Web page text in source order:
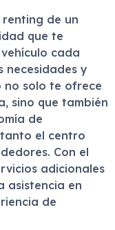
de un
que te
cada
y
no solo te ofrece
sino que también
de
el centro
Con el
adicionales
asistencia en
de